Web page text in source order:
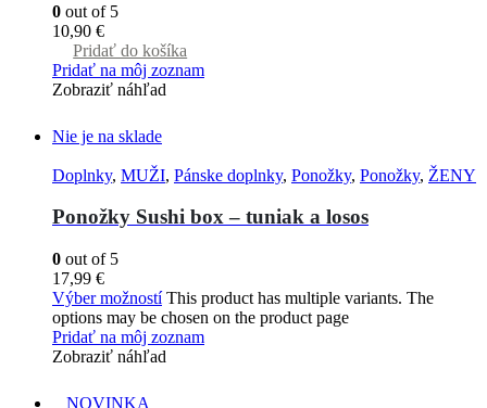
0 out of 5
10,90 €
Pridať do košíka
Pridať na môj zoznam
Zobraziť náhľad
Nie je na sklade
Doplnky, MUŽI, Pánske doplnky, Ponožky, Ponožky, ŽENY
Ponožky Sushi box – tuniak a losos
0 out of 5
17,99 €
Výber možností This product has multiple variants. The
options may be chosen on the product page
Pridať na môj zoznam
Zobraziť náhľad
NOVINKA